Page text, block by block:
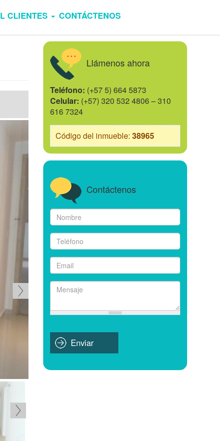
CLIENTES CONTÁCTENOS
Llámenos ahora
Teléfono: (+57 5) 664 5873
Celular: (+57) 320 532 4806 – 310
616 7324
Código del inmueble: 38965
Contáctenos
Nombre
Teléfono
Email
*
Enviar